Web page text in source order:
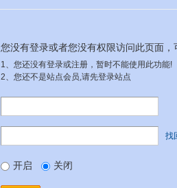
您没有登录或者您没有权限访问此页面
1、您还没有登录或注册，暂时不能使用此功能!
2、您还不是站点会员,请先登录站点
找
开启 关闭